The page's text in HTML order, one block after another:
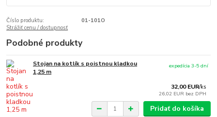
Číslo produktu:
01-101O
Strážiť cenu / dostupnosť
Podobné produkty
Stojan na kotlík s poistnou kladkou
1,25 m
32,00 EUR/ks
26,02 EUR bez DPH
expedícia 3-5 dní
Pridať do košíka